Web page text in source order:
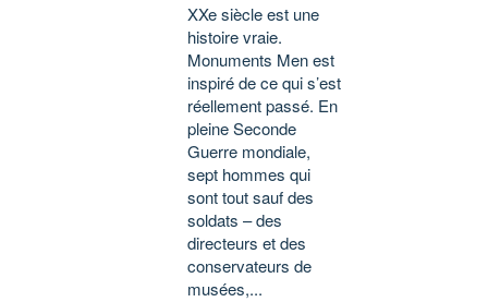
XXe siècle est une
histoire vraie.
Monuments Men est
inspiré de ce qui s’est
réellement passé. En
pleine Seconde
Guerre mondiale,
sept hommes qui
sont tout sauf des
soldats – des
directeurs et des
conservateurs de
musées,...